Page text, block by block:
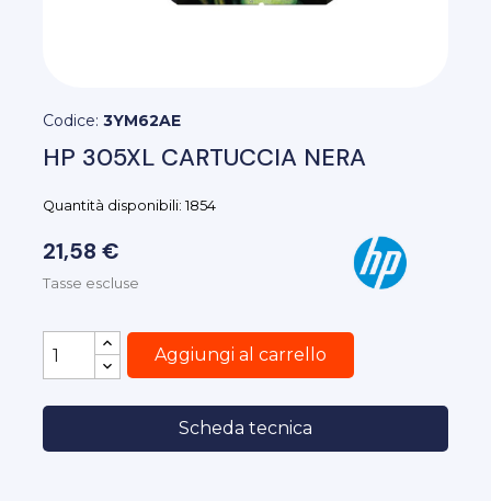
Codice: 3YM62AE
HP 305XL CARTUCCIA NERA
Quantità disponibili: 1854
21,58 €
Tasse escluse
Aggiungi al carrello
Scheda tecnica